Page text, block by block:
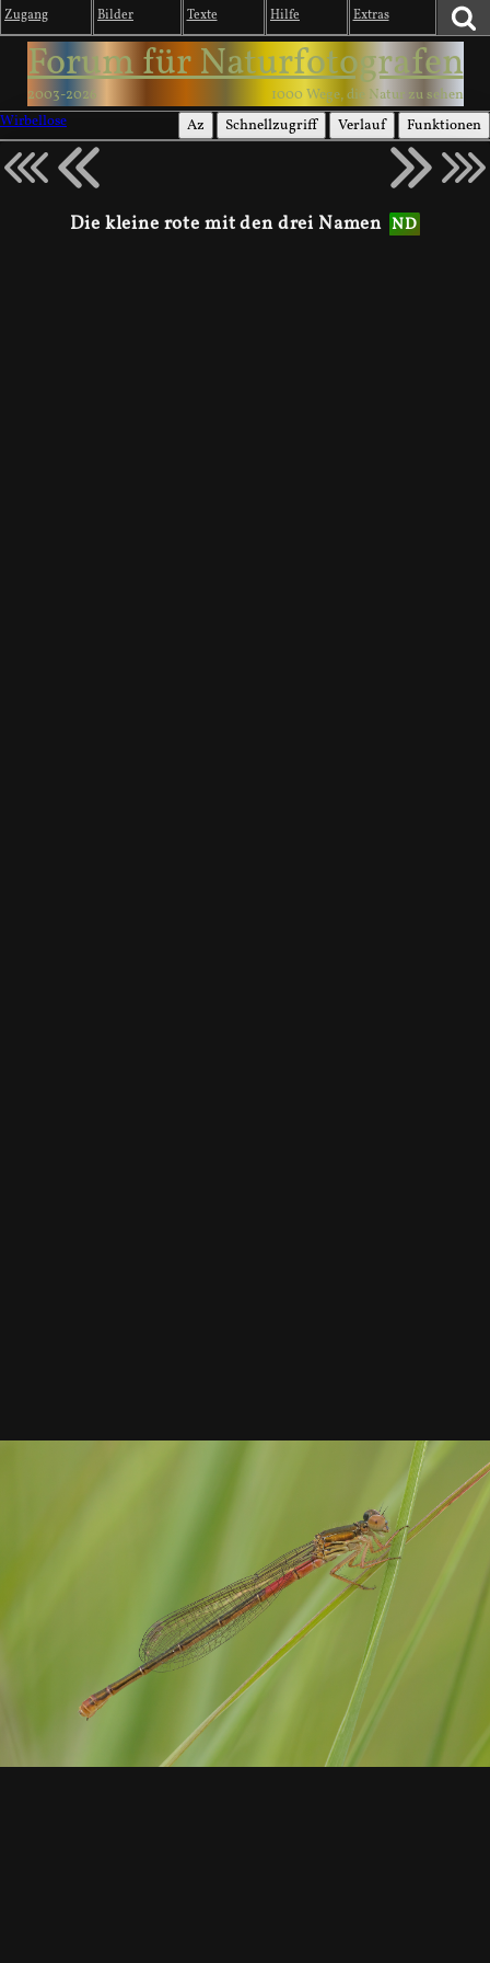
Zugang Bilder Texte Hilfe Extras
Forum für Naturfotografen
2003-2026
1000 Wege, die Natur zu sehen
Wirbellose
Az Schnellzugriff Verlauf Funktionen
Die kleine rote mit den drei Namen